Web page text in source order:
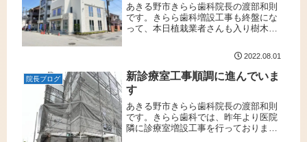
あきる野市きらら歯科院長の渡部和則
です。きらら歯科増設工事も終盤にな
って、本日植栽業者さんも入り樹木も
ナ禍があったり、ロシアのウクライナ
侵攻による各種材料不足などもあり予
定より半年近く遅れての完成となりま
す...
2022.08.01
院長ブログ
新診療室工事順調に進んでいま
す
あきる野市きらら歯科院長の渡部和則
です。きらら歯科では、昨年より医院
隣に診療室増設工事を行っておりま